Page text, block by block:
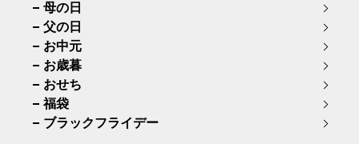
母の日
父の日
お中元
お歳暮
おせち
福袋
ブラックフライデー